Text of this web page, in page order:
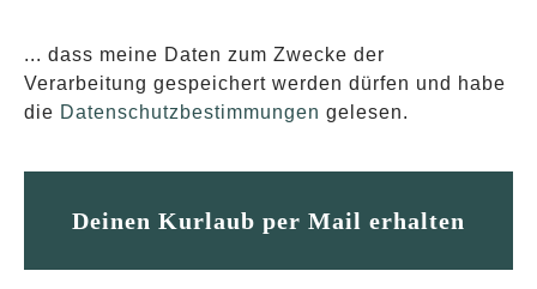
... dass meine Daten zum Zwecke der
Verarbeitung gespeichert werden dürfen und habe
die Datenschutzbestimmungen gelesen.
Deinen Kurlaub per Mail erhalten